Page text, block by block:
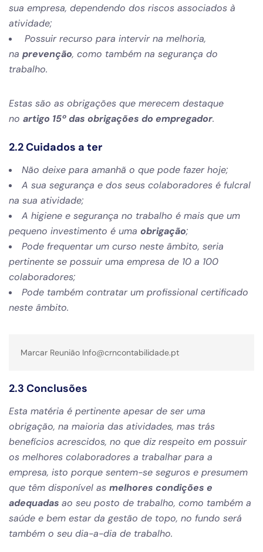
sua empresa, dependendo dos riscos associados à
atividade;
Possuir recurso para intervir na melhoria,
na prevenção, como também na segurança do
trabalho.
Estas são as obrigações que merecem destaque
no artigo 15º das obrigações do empregador.
2.2 Cuidados a ter
Não deixe para amanhã o que pode fazer hoje;
A sua segurança e dos seus colaboradores é fulcral
na sua atividade;
A higiene e segurança no trabalho é mais que um
pequeno investimento é uma obrigação;
Pode frequentar um curso neste âmbito, seria
pertinente se possuir uma empresa de 10 a 100
colaboradores;
Pode também contratar um profissional certificado
neste âmbito.
Marcar Reunião Info@crncontabilidade.pt
2.3 Conclusões
Esta matéria é pertinente apesar de ser uma
obrigação, na maioria das atividades, mas trás
benefícios acrescidos, no que diz respeito em possuir
os melhores colaboradores a trabalhar para a
empresa, isto porque sentem-se seguros e presumem
que têm disponível as melhores condições e
adequadas ao seu posto de trabalho, como também a
saúde e bem estar da gestão de topo, no fundo será
também o seu dia-a-dia de trabalho.